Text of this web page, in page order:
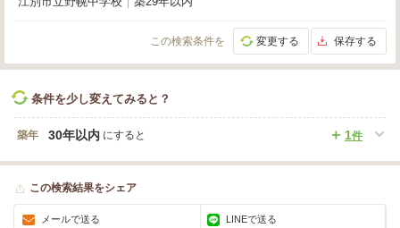
この検索条件を 変更する 保存する
条件を少し変えてみると？
築年 1件
30年以内 にすると
この検索結果をシェア
メールで送る LINEで送る